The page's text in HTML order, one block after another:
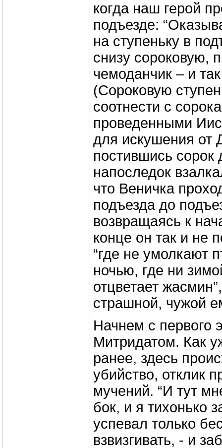
когда наш герой
подъезде:
на ступеньку в
снизу сороковую,
чемоданчик – и
(Сороковую
соотнести с
проведенными
для искушения от
постившись сорок
напоследок
что Веничка
подъезда до
возвращаясь к
конце он так и не
“где не умолкают
ночью, где ни
отцветает
страшной, чужой
Начнем с первого
Митридатом. Как
ранее, здесь
убийство, отклик
мучений. “И тут
бок, и я тихонько
успевал только
взвизгивать, - и